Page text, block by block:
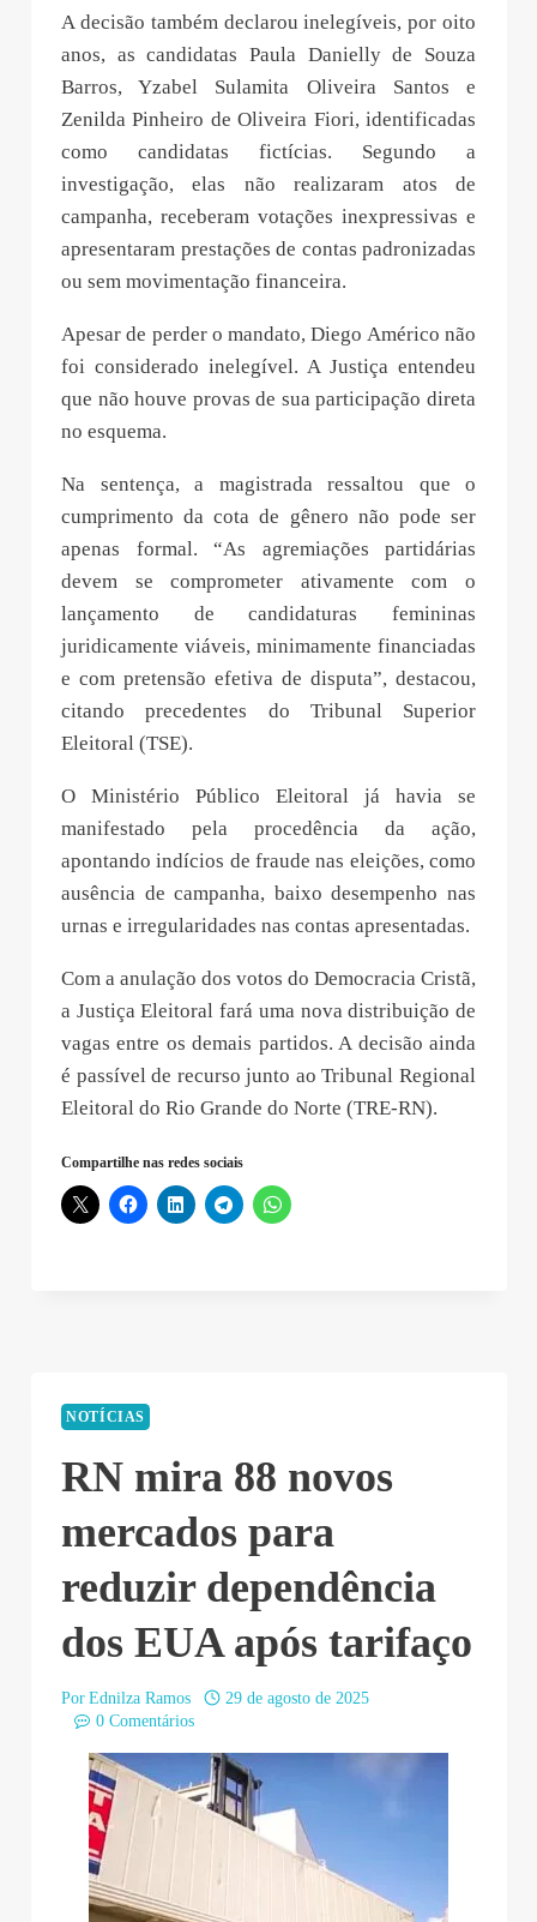
A decisão também declarou inelegíveis, por oito
anos, as candidatas Paula Danielly de Souza
Barros, Yzabel Sulamita Oliveira Santos e
Zenilda Pinheiro de Oliveira Fiori, identificadas
como candidatas fictícias. Segundo a
investigação, elas não realizaram atos de
campanha, receberam votações inexpressivas e
apresentaram prestações de contas padronizadas
ou sem movimentação financeira.
Apesar de perder o mandato, Diego Américo não
foi considerado inelegível. A Justiça entendeu
que não houve provas de sua participação direta
no esquema.
Na sentença, a magistrada ressaltou que o
cumprimento da cota de gênero não pode ser
apenas formal. “As agremiações partidárias
devem se comprometer ativamente com o
lançamento de candidaturas femininas
juridicamente viáveis, minimamente financiadas
e com pretensão efetiva de disputa”, destacou,
citando precedentes do Tribunal Superior
Eleitoral (TSE).
O Ministério Público Eleitoral já havia se
manifestado pela procedência da ação,
apontando indícios de fraude nas eleições, como
ausência de campanha, baixo desempenho nas
urnas e irregularidades nas contas apresentadas.
Com a anulação dos votos do Democracia Cristã,
a Justiça Eleitoral fará uma nova distribuição de
vagas entre os demais partidos. A decisão ainda
é passível de recurso junto ao Tribunal Regional
Eleitoral do Rio Grande do Norte (TRE-RN).
Compartilhe nas redes sociais
NOTÍCIAS
RN mira 88 novos
mercados para
reduzir dependência
dos EUA após tarifaço
Por Ednilza Ramos
29 de agosto de 2025
0 Comentários